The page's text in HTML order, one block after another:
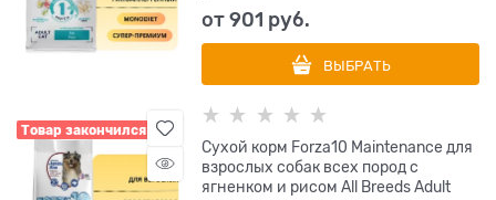
от901 руб.
ВЫБРАТЬ
Товар закончился
Сухой корм Forza10 Maintenance для
взрослых собак всех пород с
ягненком и рисом All Breeds Adult